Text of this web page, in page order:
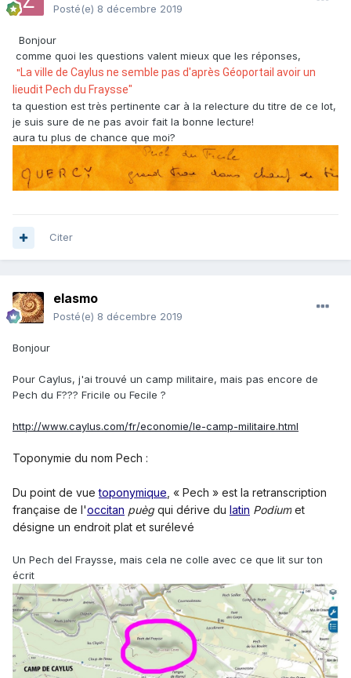
Posté(e) 8 décembre 2019
Bonjour
comme quoi les questions valent mieux que les réponses,
"La ville de Caylus ne semble pas d'après Géoportail avoir un
lieudit Pech du Fraysse"
ta question est très pertinente car à la relecture du titre de ce lot,
je suis sure de ne pas avoir fait la bonne lecture!
aura tu plus de chance que moi?
Citer
elasmo
Posté(e) 8 décembre 2019
Bonjour
Pour Caylus, j'ai trouvé un camp militaire, mais pas encore de
Pech du F??? Fricile ou Fecile ?
http://www.caylus.com/fr/economie/le-camp-militaire.html
Toponymie du nom Pech :
Du point de vue toponymique , « Pech » est la retranscription
française de l'occitan puèg qui dérive du latin Podium et
désigne un endroit plat et surélevé
Un Pech del Fraysse, mais cela ne colle avec ce que lit sur ton
écrit